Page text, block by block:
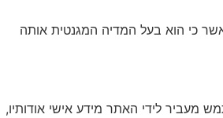
כי הוא בעל המדיה המגנטית אותה
מעביר לידי האתר מידע אישי אודותיו,